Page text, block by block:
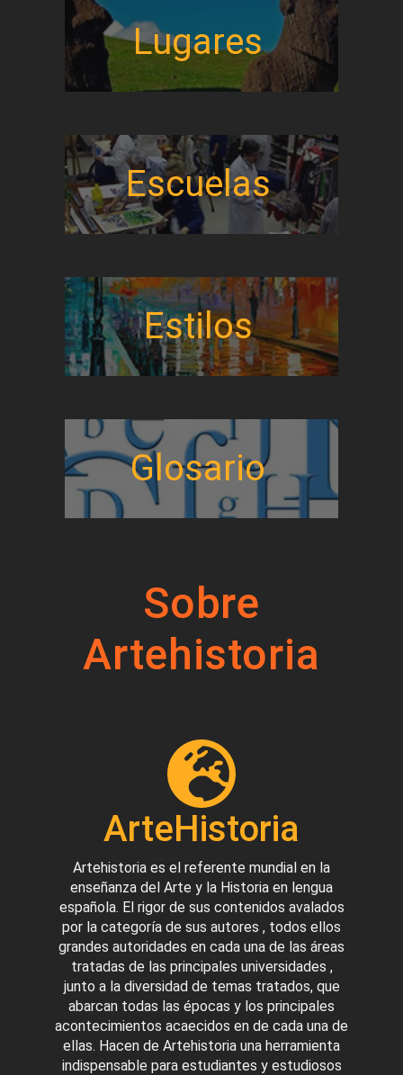
Lugares
Escuelas
Estilos
Glosario
Sobre
Artehistoria
ArteHistoria
Artehistoria es el referente mundial en la
enseñanza del Arte y la Historia en lengua
española. El rigor de sus contenidos avalados
por la categoría de sus autores , todos ellos
grandes autoridades en cada una de las áreas
tratadas de las principales universidades ,
junto a la diversidad de temas tratados, que
abarcan todas las épocas y los principales
acontecimientos acaecidos en de cada una de
ellas. Hacen de Artehistoria una herramienta
indispensable para estudiantes y estudiosos